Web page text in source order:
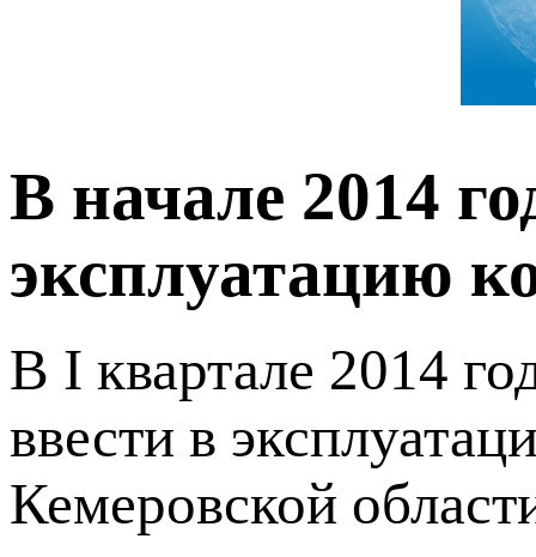
В начале 2014
эксплуатацию
В I квартале 2014
ввести в
Кемеровской